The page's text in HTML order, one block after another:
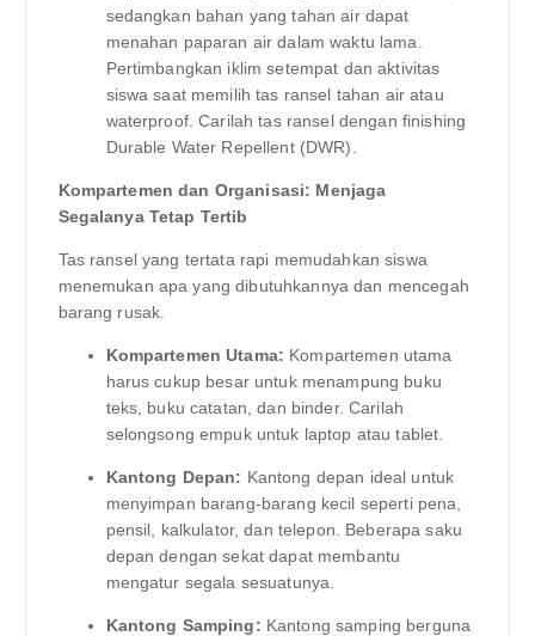
sedangkan bahan yang tahan air dapat
menahan paparan air dalam waktu lama.
Pertimbangkan iklim setempat dan aktivitas
siswa saat memilih tas ransel tahan air atau
waterproof. Carilah tas ransel dengan finishing
Durable Water Repellent (DWR).
Kompartemen dan Organisasi: Menjaga
Segalanya Tetap Tertib
Tas ransel yang tertata rapi memudahkan siswa
menemukan apa yang dibutuhkannya dan mencegah
barang rusak.
Kompartemen Utama: Kompartemen utama
harus cukup besar untuk menampung buku
teks, buku catatan, dan binder. Carilah
selongsong empuk untuk laptop atau tablet.
Kantong Depan: Kantong depan ideal untuk
menyimpan barang-barang kecil seperti pena,
pensil, kalkulator, dan telepon. Beberapa saku
depan dengan sekat dapat membantu
mengatur segala sesuatunya.
Kantong Samping: Kantong samping berguna